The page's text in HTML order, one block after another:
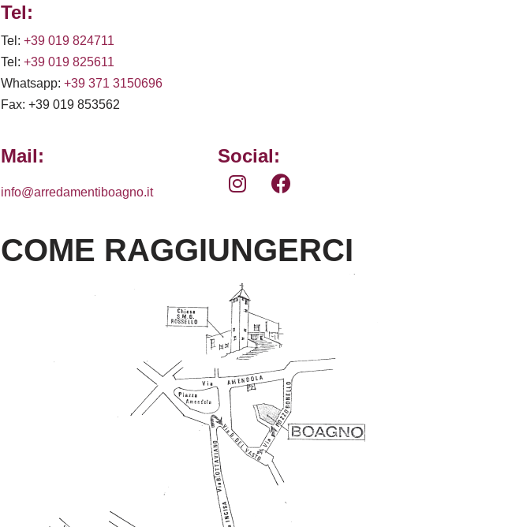
Tel:
Tel: +39 019 824711
Tel: +39 019 825611
Whatsapp: +39 371 3150696
Fax: +39 019 853562
Mail:
info@arredamentiboagno.it
Social:
COME RAGGIUNGERCI